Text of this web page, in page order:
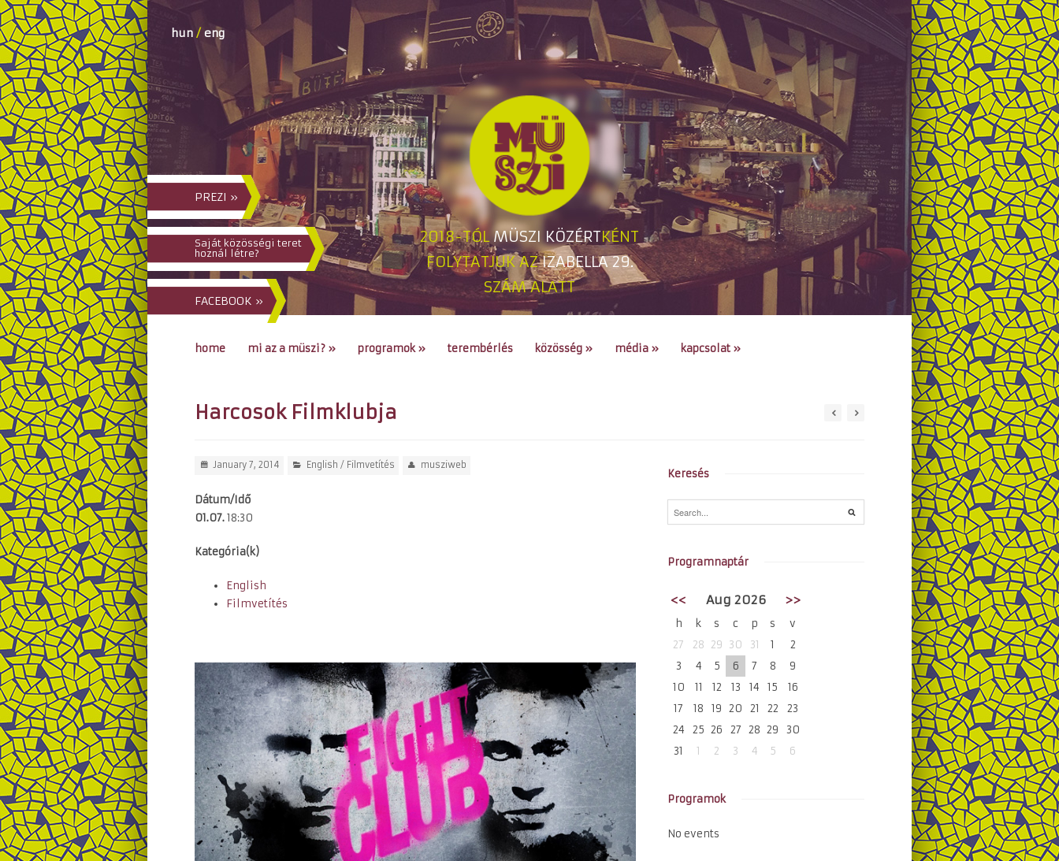
2018-TÓLMÜSZI KÖZÉRTKÉNT
FOLYTATJUK AZIZABELLA 29.
SZÁM ALATT
hun / eng
PREZI »
Saját közösségi teret
hoznál létre?
FACEBOOK »
home mi az a müszi? » programok» terembérlés közösség » média » kapcsolat »
Harcosok Filmklubja
January 7, 2014 English / Filmvetítés musziweb
Dátum/Idő
01.07.18:30
Kategória(k)
English
Filmvetítés
Keresés
Programnaptár
<< Aug 2026 >>
h k s c p s
v
27
28 29 30 31 1
2
3
4 5 6 7 8
9
10
11 12 13 14 15
16
17
18 19 20 21 22
23
24
25 26 27 28 29
30
31
1 2 3 4 5 6
Programok
No events